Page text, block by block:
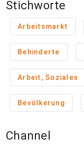
Stichworte
Arbeitsmarkt
Behinderte
Arbeit, Soziales
Bevölkerung
Channel